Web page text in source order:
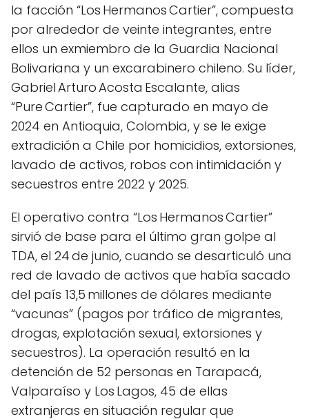
la facción “Los Hermanos Cartier”, compuesta
por alrededor de veinte integrantes, entre
ellos un exmiembro de la Guardia Nacional
Bolivariana y un excarabinero chileno. Su líder,
Gabriel Arturo Acosta Escalante, alias
“Pure Cartier”, fue capturado en mayo de
2024 en Antioquia, Colombia, y se le exige
extradición a Chile por homicidios, extorsiones,
lavado de activos, robos con intimidación y
secuestros entre 2022 y 2025.
El operativo contra “Los Hermanos Cartier”
sirvió de base para el último gran golpe al
TDA, el 24 de junio, cuando se desarticuló una
red de lavado de activos que había sacado
del país 13,5 millones de dólares mediante
“vacunas” (pagos por tráfico de migrantes,
drogas, explotación sexual, extorsiones y
secuestros). La operación resultó en la
detención de 52 personas en Tarapacá,
Valparaíso y Los Lagos, 45 de ellas
extranjeras en situación regular que